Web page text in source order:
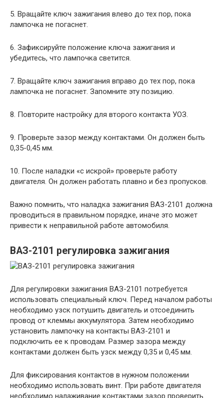
5. Вращайте ключ зажигания влево до тех пор, пока
лампочка не погаснет.
6. Зафиксируйте положение ключа зажигания и
убедитесь, что лампочка светится.
7. Вращайте ключ зажигания вправо до тех пор, пока
лампочка не погаснет. Запомните эту позицию.
8. Повторите настройку для второго контакта УОЗ.
9. Проверьте зазор между контактами. Он должен быть
0,35-0,45 мм.
10. После наладки «с искрой» проверьте работу
двигателя. Он должен работать плавно и без пропусков.
Важно помнить, что наладка зажигания ВАЗ-2101 должна
проводиться в правильном порядке, иначе это может
привести к неправильной работе автомобиля.
ВАЗ-2101 регулировка зажигания
Для регулировки зажигания ВАЗ-2101 потребуется
использовать специальный ключ. Перед началом работы
необходимо узск потушить двигатель и отсоединить
провод от клеммы аккумулятора. Затем необходимо
установить лампочку на контакты ВАЗ-2101 и
подключить ее к проводам. Размер зазора между
контактами должен быть узск между 0,35 и 0,45 мм.
Для фиксирования контактов в нужном положении
необходимо использовать винт. При работе двигателя
необходимо налаживание контактами зазор проверить